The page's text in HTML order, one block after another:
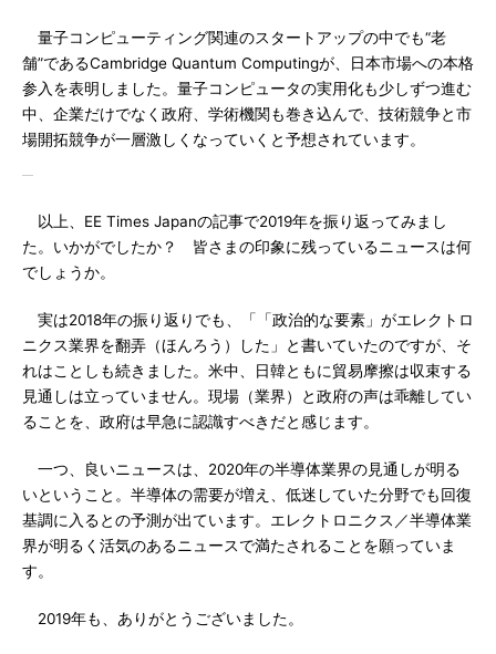
量子コンピューティング関連のスタートアップの中でも“老
舗”であるCambridge Quantum Computingが、日本市場への本格
参入を表明しました。量子コンピュータの実用化も少しずつ進む
中、企業だけでなく政府、学術機関も巻き込んで、技術競争と市
場開拓競争が一層激しくなっていくと予想されています。
以上、EE Times Japanの記事で2019年を振り返ってみまし
た。いかがでしたか？ 皆さまの印象に残っているニュースは何
でしょうか。
実は2018年の振り返りでも、「「政治的な要素」がエレクトロ
ニクス業界を翻弄（ほんろう）した」と書いていたのですが、そ
れはことしも続きました。米中、日韓ともに貿易摩擦は収束する
見通しは立っていません。現場（業界）と政府の声は乖離してい
ることを、政府は早急に認識すべきだと感じます。
一つ、良いニュースは、2020年の半導体業界の見通しが明る
いということ。半導体の需要が増え、低迷していた分野でも回復
基調に入るとの予測が出ています。エレクトロニクス／半導体業
界が明るく活気のあるニュースで満たされることを願っていま
す。
2019年も、ありがとうございました。